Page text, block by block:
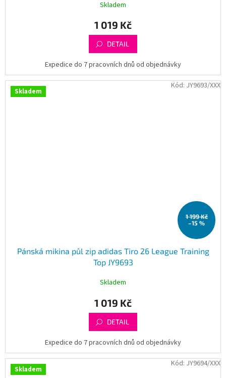
Skladem
1 019 Kč
DETAIL
Expedice do 7 pracovních dnů od objednávky
Skladem
1 199 Kč
–15 %
Pánská mikina půl zip adidas Tiro 26 League Training
Top JY9693
Skladem
1 019 Kč
DETAIL
Expedice do 7 pracovních dnů od objednávky
Kód: JY9693/XXX
Skladem
Kód: JY9694/XXX